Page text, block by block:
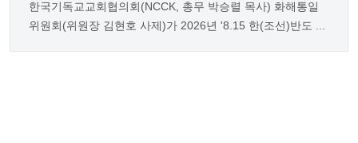
한국기독교교회협의회(NCCK, 총무 박승렬 목사) 화해통일
위원회(위원장 김현호 사제)가 2026년 '8.15 한(조선)반도 ...